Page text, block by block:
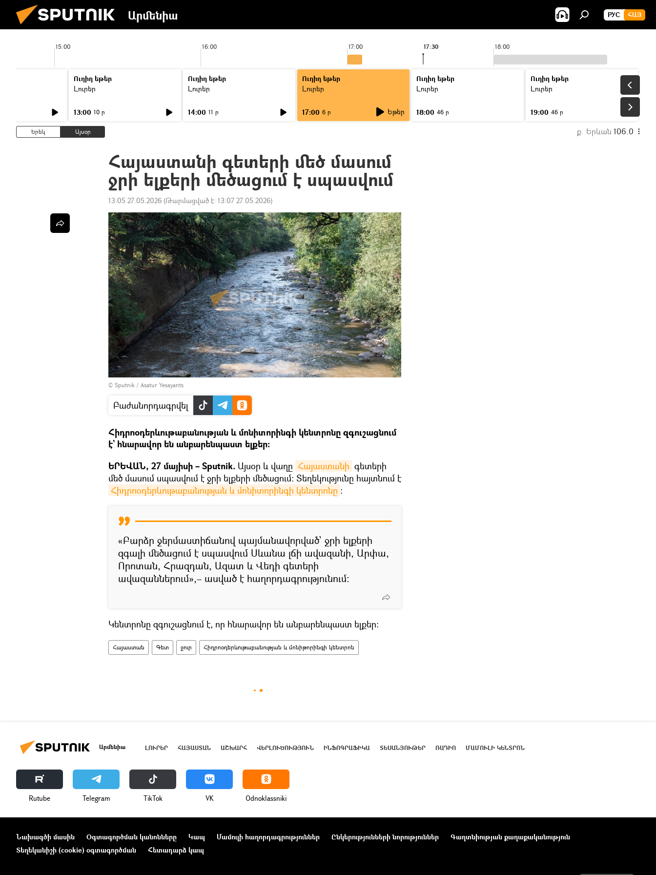
Արմենիա РУС ՀԱՅ
15:00 16:00 17:00 18:00
17:30
Ուղիղ եթեր
Լուրեր
13:00 10 ր
Ուղիղ եթեր
Լուրեր
14:00 11 ր
Ուղիղ եթեր
Լուրեր
17:00 6 ր Եթեր
Ուղիղ եթեր
Լուրեր
18:00 46 ր
Ուղիղ եթեր
Լուրեր
19:00 46 ր
Երեկ Այսօր ք. Երևան 106.0
Հայաստանի գետերի մեծ մասում
ջրի ելքերի մեծացում է սպասվում
13:05 27.05.2026 (Թարմացված է: 13:07 27.05.2026)
© Sputnik / Asatur Yesayants
Բաժանորդագրվել
Հիդրոօդերևութաբանության և մոնիտորինգի կենտրոնը զգուշացնում
է` հնարավոր են անբարենպաստ ելքեր։
ԵՐԵՎԱՆ, 27 մայիսի – Sputnik. Այսօր և վաղը Հայաստանի գետերի
մեծ մասում սպասվում է ջրի ելքերի մեծացում։ Տեղեկությունը հայտնում է
Հիդրոօդերևութաբանության և մոնիտորինգի կենտրոնը ։
«Բարձր ջերմաստիճանով պայմանավորված` ջրի ելքերի
զգալի մեծացում է սպասվում Սևանա լճի ավազանի, Արփա,
Որոտան, Հրազդան, Ազատ և Վեդի գետերի
ավազաններում»,– ասված է հաղորդագրությունում։
Կենտրոնը զգուշացնում է, որ հնարավոր են անբարենպաստ ելքեր։
Հայաստան Գետ ջուր Հիդրոօդերևութաբանության և մոնիթորինգի կենտրոն
Արմենիա ԼՈՒՐԵՐ ՀԱՅԱՍՏԱՆ ԱՇԽԱՐՀ ՎԵՐԼՈՒԾՈՒԹՅՈՒՆ ԻՆՖՈԳՐԱՖԻԿԱ ՏԵՍԱՆՅՈՒԹԵՐ ՌԱԴԻՈ ՄԱՄՈՒԼԻ ԿԵՆՏՐՈՆ
Rutube Telegram ТikТоk VK Odnoklassniki
Նախագծի մասին Օգտագործման կանոնները Կապ Մամուլի հաղորդագրություններ Ընկերությունների նորություններ
Գաղտնիության քաղաքականություն
Տեղեկանիշի (cookie) օգտագործման
Հետադարձ կապ